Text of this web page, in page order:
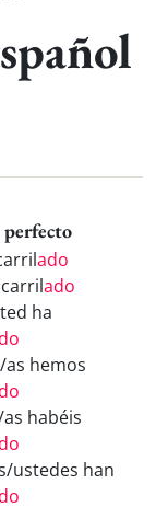
ado
ado
ha
hemos
habéis
ustedes han